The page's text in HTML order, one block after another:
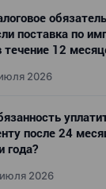
поставка по
течение 12
2026
после 24
года?
2026